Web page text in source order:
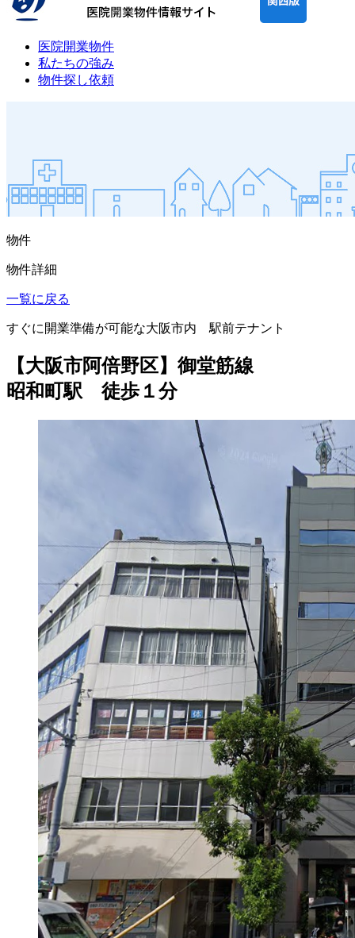
医院開業物件
私たちの強み
物件探し依頼
物件
物件詳細
一覧に戻る
すぐに開業準備が可能な大阪市内 駅前テナント
【大阪市阿倍野区】御堂筋線
昭和町駅 徒歩１分